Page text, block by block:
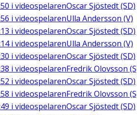
i videospelarenOscar Sjöstedt (SD)
i videospelarenUlla Andersson (V)
i videospelarenOscar Sjöstedt (SD)
i videospelarenUlla Andersson (V)
i videospelarenOscar Sjöstedt (SD)
i videospelarenFredrik Olovsson
i videospelarenOscar Sjöstedt (SD)
i videospelarenFredrik Olovsson
i videospelarenOscar Sjöstedt (SD)